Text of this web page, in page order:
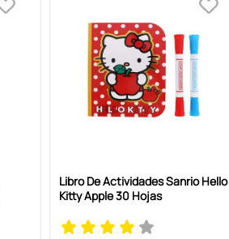
Libro De Actividades Sanrio Hello
Kitty Apple 30 Hojas